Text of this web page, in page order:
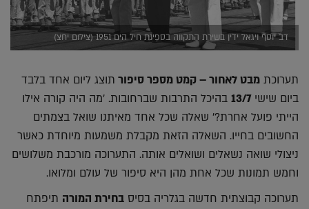
דב יוסף ויגאל ידין בשירת התקווה בספינת חיל הים 1951 (צילום יחצ)
תערוכת מבט לאחור – קמט מספר סיפור תוצג ליום אחד בלבד
ביום שישי13/7 בהיכל התרבות שברחובות. 'מה היה קורה אילו
הייתי פועל אחרת?' שאלה שכל אחד מאיתנו שואל בצמתים
החשובים בחייו. השאלה הזאת מקבלת משמעות מיוחדת כאשר
ניצולי שואה נשאלים ושואלים אותה. התערוכה מורכבת משלושים
וחמש תמונות שכל אחת מהן היא סיפור של עולם ומלואו.
תערוכה קבוצתית חדשה בגלריה בסיס בחירת המורה תיפתח